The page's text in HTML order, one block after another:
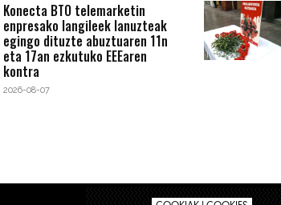
Konecta BTO telemarketin
enpresako langileek lanuzteak
egingo dituzte abuztuaren 11n
eta 17an ezkutuko EEEaren
kontra
2026-08-07